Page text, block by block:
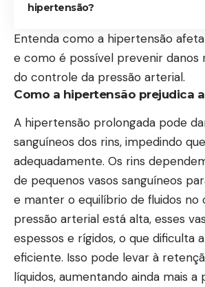
hipertensão?
Entenda como a hipertensão
e como é possível prevenir danos
do controle da pressão arterial.
Como a hipertensão prejudica
A hipertensão prolongada pode
sanguíneos dos rins, impedindo
adequadamente. Os rins
de pequenos vasos sanguíneos
e manter o equilíbrio de fluidos no
pressão arterial está alta, esses
espessos e rígidos, o que dificulta
eficiente. Isso pode levar à
líquidos, aumentando ainda mais a